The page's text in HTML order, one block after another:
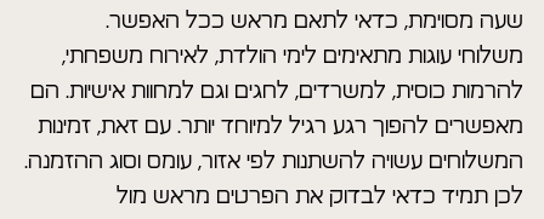
שעה מסוימת, כדאי לתאם מראש ככל האפשר.
משלוחי עוגות מתאימים לימי הולדת, לאירוח משפחתי,
להרמות כוסית, למשרדים, לחגים וגם למחוות אישיות. הם
מאפשרים להפוך רגע רגיל למיוחד יותר. עם זאת, זמינות
המשלוחים עשויה להשתנות לפי אזור, עומס וסוג ההזמנה.
לכן תמיד כדאי לבדוק את הפרטים מראש מול